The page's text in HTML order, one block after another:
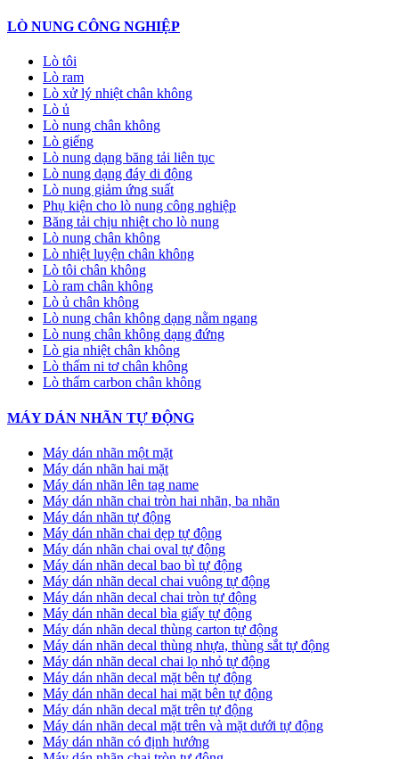
LÒ NUNG CÔNG NGHIỆP
Lò tôi
Lò ram
Lò xử lý nhiệt chân không
Lò ủ
Lò nung chân không
Lò giếng
Lò nung dạng băng tải liên tục
Lò nung dạng đáy di động
Lò nung giảm ứng suất
Phụ kiện cho lò nung công nghiệp
Băng tải chịu nhiệt cho lò nung
Lò nung chân không
Lò nhiệt luyện chân không
Lò tôi chân không
Lò ram chân không
Lò ủ chân không
Lò nung chân không dạng nằm ngang
Lò nung chân không dạng đứng
Lò gia nhiệt chân không
Lò thấm ni tơ chân không
Lò thấm carbon chân không
MÁY DÁN NHÃN TỰ ĐỘNG
Máy dán nhãn một mặt
Máy dán nhãn hai mặt
Máy dán nhãn lên tag name
Máy dán nhãn chai tròn hai nhãn, ba nhãn
Máy dán nhãn tự động
Máy dán nhãn chai dẹp tự động
Máy dán nhãn chai oval tự động
Máy dán nhãn decal bao bì tự động
Máy dán nhãn decal chai vuông tự động
Máy dán nhãn decal chai tròn tự động
Máy dán nhãn decal bìa giấy tự động
Máy dán nhãn decal thùng carton tự động
Máy dán nhãn decal thùng nhựa, thùng sắt tự động
Máy dán nhãn decal chai lọ nhỏ tự động
Máy dán nhãn decal mặt bên tự động
Máy dán nhãn decal hai mặt bên tự động
Máy dán nhãn decal mặt trên tự động
Máy dán nhãn decal mặt trên và mặt dưới tự động
Máy dán nhãn có định hướng